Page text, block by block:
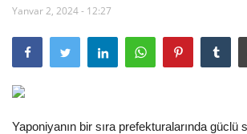
SƏNAYE-İNFRASTRUKTUR
Yanvar 2, 2024 - 12:27
Yaponiyanın bir sıra prefekturalarında güclü